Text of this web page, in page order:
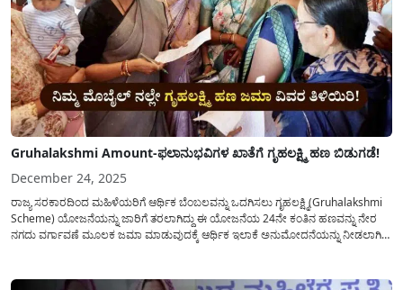
Gruhalakshmi Amount-ಫಲಾನುಭವಿಗಳ ಖಾತೆಗೆ ಗೃಹಲಕ್ಷ್ಮಿ ಹಣ ಬಿಡುಗಡೆ!
December 24, 2025
ರಾಜ್ಯ ಸರಕಾರದಿಂದ ಮಹಿಳೆಯರಿಗೆ ಆರ್ಥಿಕ ಬೆಂಬಲವನ್ನು ಒದಗಿಸಲು ಗೃಹಲಕ್ಷ್ಮಿ(Gruhalakshmi
Scheme) ಯೋಜನೆಯನ್ನು ಜಾರಿಗೆ ತರಲಾಗಿದ್ದು ಈ ಯೋಜನೆಯ 24ನೇ ಕಂತಿನ ಹಣವನ್ನು ನೇರ
ನಗದು ವರ್ಗಾವಣೆ ಮೂಲಕ ಜಮಾ ಮಾಡುವುದಕ್ಕೆ ಆರ್ಥಿಕ ಇಲಾಕೆ ಅನುಮೋದನೆಯನ್ನು ನೀಡಲಾಗಿದೆ.